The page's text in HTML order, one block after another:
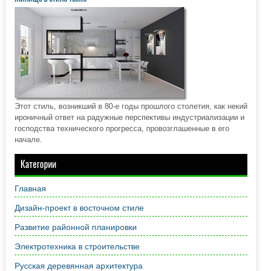
Этот стиль, возникший в 80-е годы прошлого столетия, как некий
ироничный ответ на радужные перспективы индустриализации и
господства технического прогресса, провозглашенные в его
начале.
Категории
Главная
Дизайн-проект в восточном стиле
Развитие районной планировки
Электротехника в строительстве
Русская деревянная архитектура